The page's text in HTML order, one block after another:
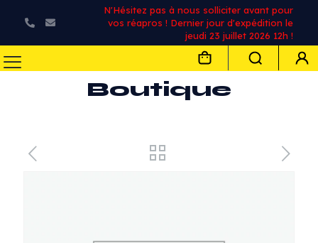
N'Hésitez pas à nous solliciter avant pour
vos réapros ! Dernier jour d'expédition le
jeudi 23 juillet 2026 12h !
Boutique